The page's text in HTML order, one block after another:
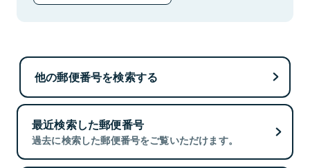
他の郵便番号を検索する
最近検索した郵便番号
過去に検索した郵便番号をご覧いただけます。